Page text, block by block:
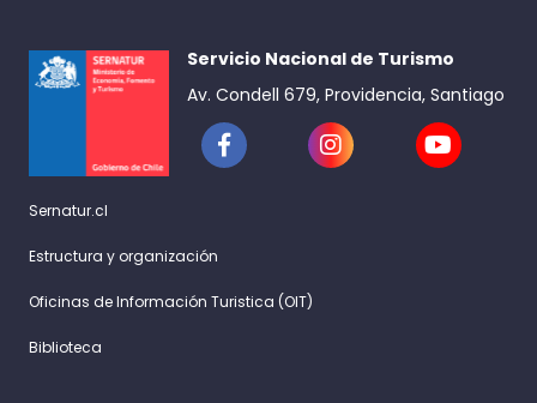
Servicio Nacional de Turismo
Av. Condell 679, Providencia, Santiago
Sernatur.cl
Estructura y organización
Oficinas de Información Turistica (OIT)
Biblioteca